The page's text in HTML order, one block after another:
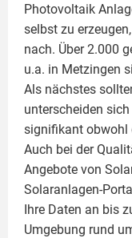
Photovoltaik
selbst zu
nach. Über 2.000
u.a. in Metzingen
Als nächstes
unterscheiden
signifikant obwohl
Auch bei der
Angebote von
Solaranlagen-
Ihre Daten an bis
Umgebung rund